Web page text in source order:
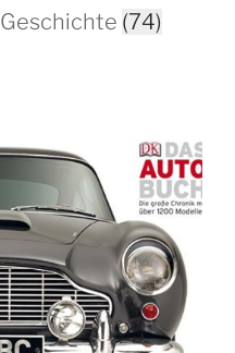
Geschichte (74)